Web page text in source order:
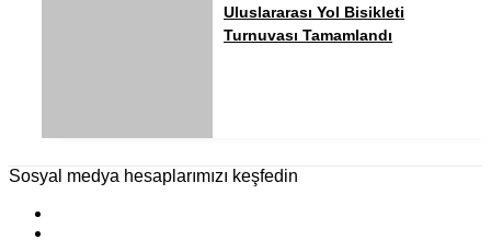
Uluslararası Yol Bisikleti
Turnuvası Tamamlandı
Sosyal medya hesaplarımızı keşfedin